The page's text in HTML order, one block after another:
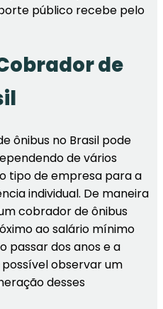
público recebe pelo
de
ônibus no Brasil pode
de vários
tipo de empresa para a
individual. De maneira
cobrador de ônibus
ao salário mínimo
passar dos anos e a
observar um
desses